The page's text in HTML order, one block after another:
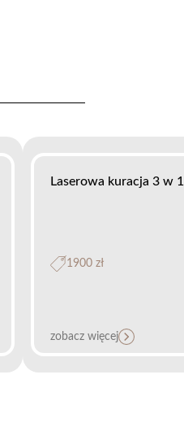
Laserowa kuracja 3 w 1
1900 zł
zobacz więcej